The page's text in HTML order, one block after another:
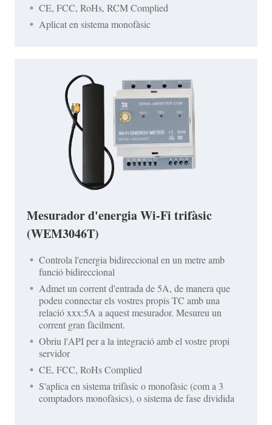
CE, FCC, RoHs, RCM Complied
Aplicat en sistema monofàsic
Mesurador d'energia Wi-Fi trifàsic
(WEM3046T)
Controla l'energia bidireccional en un metre amb
funció bidireccional
Admet un corrent d'entrada de 5A, de manera que
podeu connectar els vostres propis TC amb una
relació xxx:5A a aquest mesurador. Mesureu un
corrent gran fàcilment.
Obriu l'API per a la integració amb el vostre propi
servidor
CE, FCC, RoHs Complied
S'aplica en sistema trifàsic o monofàsic (com a 3
comptadors monofàsics), o sistema de fase dividida